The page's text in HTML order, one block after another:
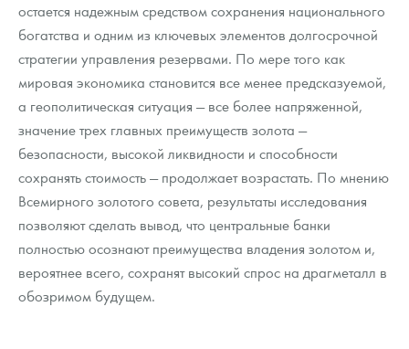
остается надежным средством сохранения национального
богатства и одним из ключевых элементов долгосрочной
стратегии управления резервами. По мере того как
мировая экономика становится все менее предсказуемой,
а геополитическая ситуация — все более напряженной,
значение трех главных преимуществ золота —
безопасности, высокой ликвидности и способности
сохранять стоимость — продолжает возрастать. По мнению
Всемирного золотого совета, результаты исследования
позволяют сделать вывод, что центральные банки
полностью осознают преимущества владения золотом и,
вероятнее всего, сохранят высокий спрос на драгметалл в
обозримом будущем.